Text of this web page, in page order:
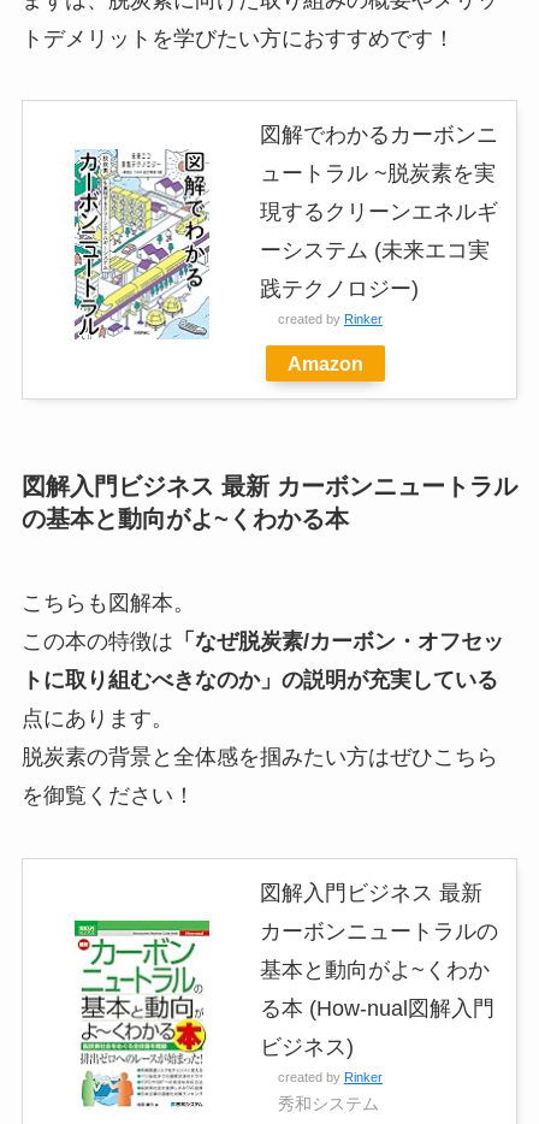
トデメリットを学びたい方におすすめです！
図解でわかるカーボンニ
ュートラル ~脱炭素を実
現するクリーンエネルギ
ーシステム (未来エコ実
践テクノロジー)
created by Rinker
Amazon
図解入門ビジネス 最新 カーボンニュートラル
の基本と動向がよ~くわかる本
こちらも図解本。
この本の特徴は 「なぜ脱炭素/カーボン・オフセッ
トに取り組むべきなのか」の説明が充実している
点にあります。
脱炭素の背景と全体感を掴みたい方はぜひこちら
を御覧ください！
図解入門ビジネス 最新
カーボンニュートラルの
基本と動向がよ~くわか
る本 (How-nual図解入門
ビジネス)
created by Rinker
秀和システム